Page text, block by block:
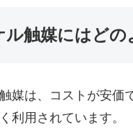
ル触媒にはど
媒は、コストが安価
利用されています。